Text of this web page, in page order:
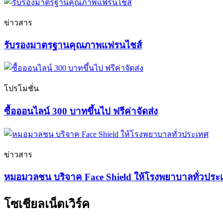
ข่าวสาร
รับรองมาตรฐานคุณภาพแฟรนไชส์
โปรโมชั่น
ซื้อออนไลน์ 300 บาทขึ้นไป ฟรีค่าจัดส่ง
ข่าวสาร
หมอมวลชน บริจาค Face Shield ให้โรงพยาบาลทั่วประ
โซเชียลเน็ตเวิร์ค